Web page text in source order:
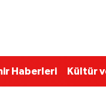
Haberleri Kültür